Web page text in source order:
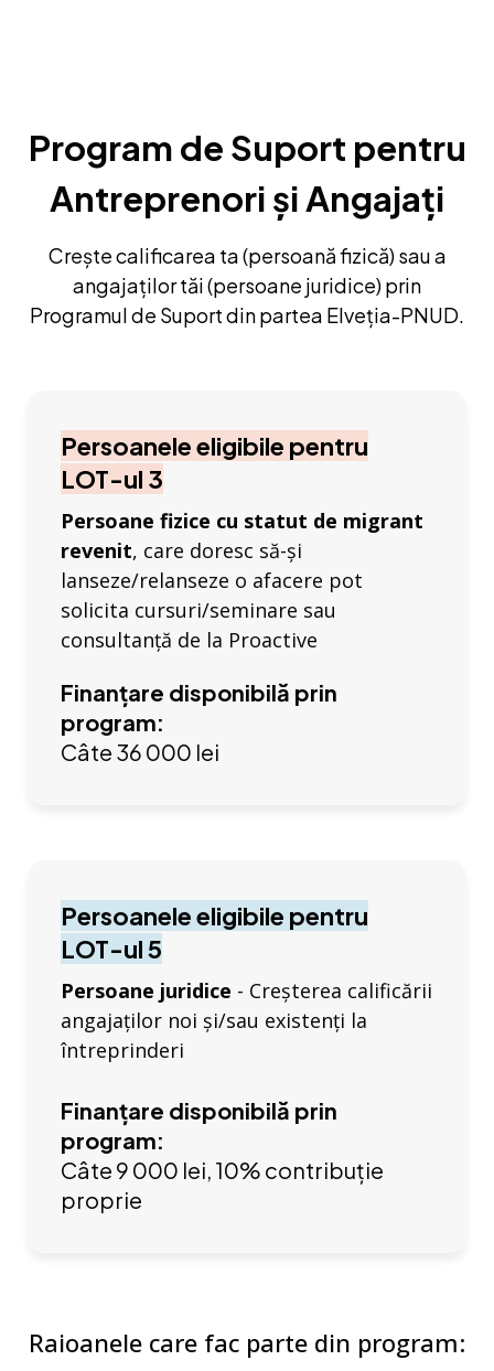
Program de Suport pentru
Antreprenori și Angajați
Crește calificarea ta (persoană fizică) sau a
angajaților tăi (persoane juridice) prin
Programul de Suport din partea Elveția-PNUD.
Persoanele eligibile pentru
LOT-ul 3
Persoane fizice cu statut de migrant
revenit, care doresc să-și
lanseze/relanseze o afacere pot
solicita cursuri/seminare sau
consultanță de la Proactive
Finanțare disponibilă prin
program:
Câte 36 000 lei
Persoanele eligibile pentru
LOT-ul 5
Persoane juridice - Creșterea calificării
angajaților noi și/sau existenți la
întreprinderi
Finanțare disponibilă prin
program:
Câte 9 000 lei, 10% contribuție
proprie
Raioanele care fac parte din program: